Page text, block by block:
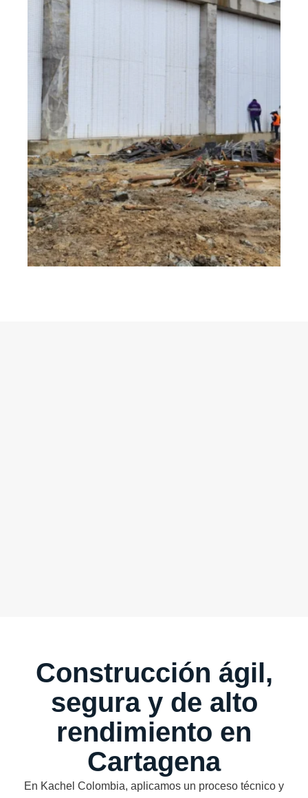
Construcción ágil,
segura y de alto
rendimiento en
Cartagena
En Kachel Colombia, aplicamos un proceso técnico y